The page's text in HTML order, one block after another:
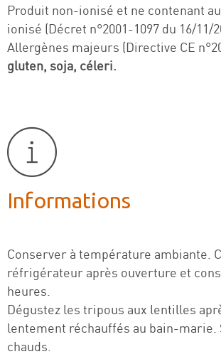
Produit non-ionisé et ne contenant
ionisé (Décret n°2001-1097 du 16/11/
Allergènes majeurs (Directive CE
gluten, soja, céleri.
Informations
Conserver à température ambiante.
réfrigérateur après ouverture et
heures.
Dégustez les tripous aux lentilles
lentement réchauffés au bain-marie.
chauds.